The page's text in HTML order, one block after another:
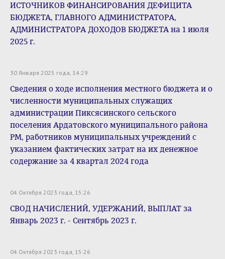
ИСТОЧНИКОВ ФИНАНСИРОВАНИЯ ДЕФИЦИТА
БЮДЖЕТА, ГЛАВНОГО АДМИНИСТРАТОРА,
АДМИНИСТРАТОРА ДОХОДОВ БЮДЖЕТА на 1 июля
2025 г.
30 Января 2025 года, 14:29
Сведения о ходе исполнения местного бюджета и о
численности муниципальных служащих
администрации Пиксясинского сельского
поселения Ардатовского муниципального района
РМ, работников муниципальных учреждений с
указанием фактических затрат на их денежное
содержание за 4 квартал 2024 года
04 Октября 2023 года, 15:26
СВОД НАЧИСЛЕНИЙ, УДЕРЖАНИЙ, ВЫПЛАТ за
Январь 2023 г. - Сентябрь 2023 г.
04 Октября 2023 года, 15:26